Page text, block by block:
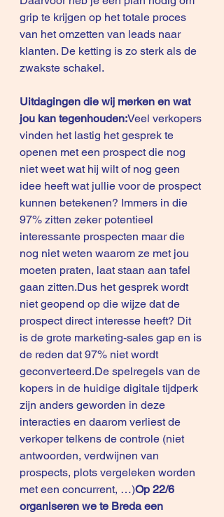
grip te krijgen op het totale proces
van het omzetten van leads naar
klanten. De ketting is zo sterk als de
zwakste schakel.
Uitdagingen die wij merken en wat
jou kan tegenhouden:Veel verkopers
vinden het lastig het gesprek te
openen met een prospect die nog
niet weet wat hij wilt of nog geen
idee heeft wat jullie voor de prospect
kunnen betekenen? Immers in die
97% zitten zeker potentieel
interessante prospecten maar die
nog niet weten waarom ze met jou
moeten praten, laat staan aan tafel
gaan zitten.Dus het gesprek wordt
niet geopend op die wijze dat de
prospect direct interesse heeft? Dit
is de grote marketing-sales gap en is
de reden dat 97% niet wordt
geconverteerd.De spelregels van de
kopers in de huidige digitale tijdperk
zijn anders geworden in deze
interacties en daarom verliest de
verkoper telkens de controle (niet
antwoorden, verdwijnen van
prospects, plots vergeleken worden
met een concurrent, …)Op 22/6
organiseren we te Breda een